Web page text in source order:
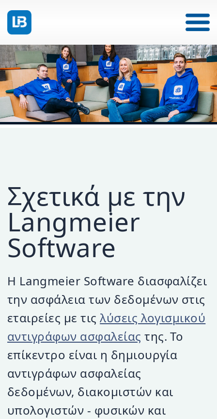
Σχετικά με την
Langmeier
Software
Η Langmeier Software διασφαλίζει
την ασφάλεια των δεδομένων στις
εταιρείες με τιςλύσεις λογισμικού
αντιγράφων ασφαλείας της. Το
επίκεντρο είναι η δημιουργία
αντιγράφων ασφαλείας
δεδομένων, διακομιστών και
υπολογιστών - φυσικών και